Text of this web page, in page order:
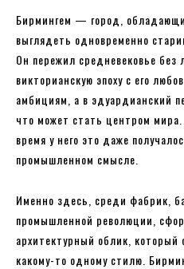
Бирмингем — город,
выглядеть одновременно
Он пережил средневековье без
викторианскую эпоху с его
амбициям, а в эдуардианский
что может стать центром
время у него это даже
промышленном смысле.
Именно здесь, среди фабрик,
промышленной революции,
архитектурный облик, который
какому-то одному стилю.